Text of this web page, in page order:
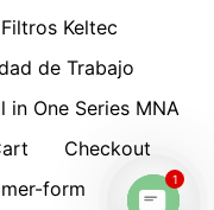
Filtros Keltec
de Trabajo
in One Series MNA
Checkout
form 1